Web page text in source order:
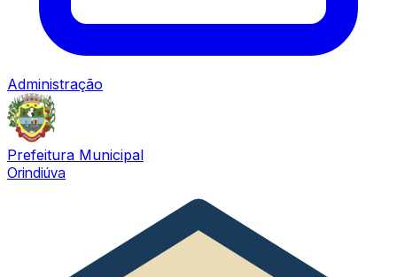
Administração
Prefeitura Municipal
Orindiúva